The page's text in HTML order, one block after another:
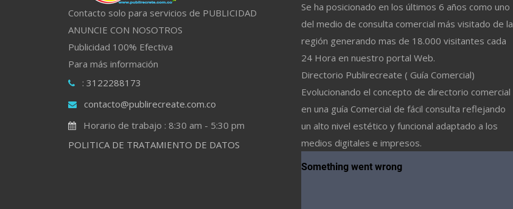
Contacto solo para servicios de PUBLICIDAD
ANUNCIE CON NOSOTROS
Publicidad 100% Efectiva
Para más información
: 3122288173
contacto@publirecreate.com.co
Horario de trabajo : 8:30 am - 5:30 pm
POLITICA DE TRATAMIENTO DE DATOS
Se ha posicionado en los últimos 6 años como uno
del medio de consulta comercial más visitado de la
región generando mas de 18.000 visitantes cada
24 Hora en nuestro portal Web.
Directorio Publirecreate ( Guía Comercial)
Evolucionando el concepto de directorio comercial
en una guía Comercial de fácil consulta reflejando
un alto nivel estético y funcional adaptado a los
medios digitales e impresos.